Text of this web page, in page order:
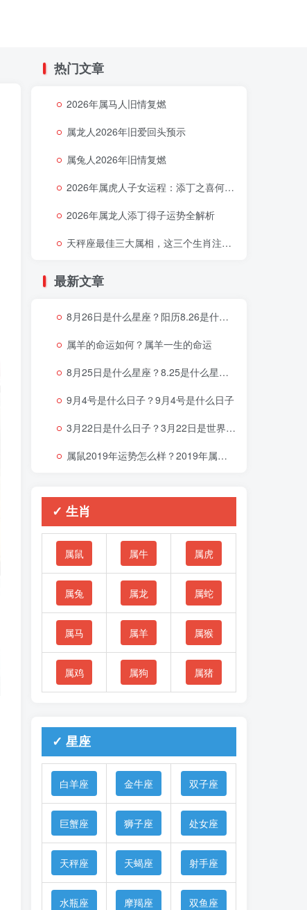
热门文章
2026年属马人旧情复燃
属龙人2026年旧爱回头预示
属兔人2026年旧情复燃
2026年属虎人子女运程：添丁之喜何时降临
2026年属龙人添丁得子运势全解析
天秤座最佳三大属相，这三个生肖注定让天秤座好运连连
最新文章
8月26日是什么星座？阳历8.26是什么星座
属羊的命运如何？属羊一生的命运
8月25日是什么星座？8.25是什么星座啊
9月4号是什么日子？9月4号是什么日子
3月22日是什么日子？3月22日是世界什么节日
属鼠2019年运势怎么样？2019年属鼠的命运
✓ 生肖
属鼠 属牛 属虎
属兔 属龙 属蛇
属马 属羊 属猴
属鸡 属狗 属猪
✓ 星座
白羊座 金牛座 双子座
巨蟹座 狮子座 处女座
天秤座 天蝎座 射手座
水瓶座 摩羯座 双鱼座